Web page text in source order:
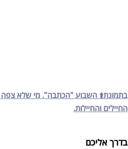
בתמונת⬆️ השבוע "הכתבה". מי שלא צפה
החיילים והחיילות.
בדרך אליכם